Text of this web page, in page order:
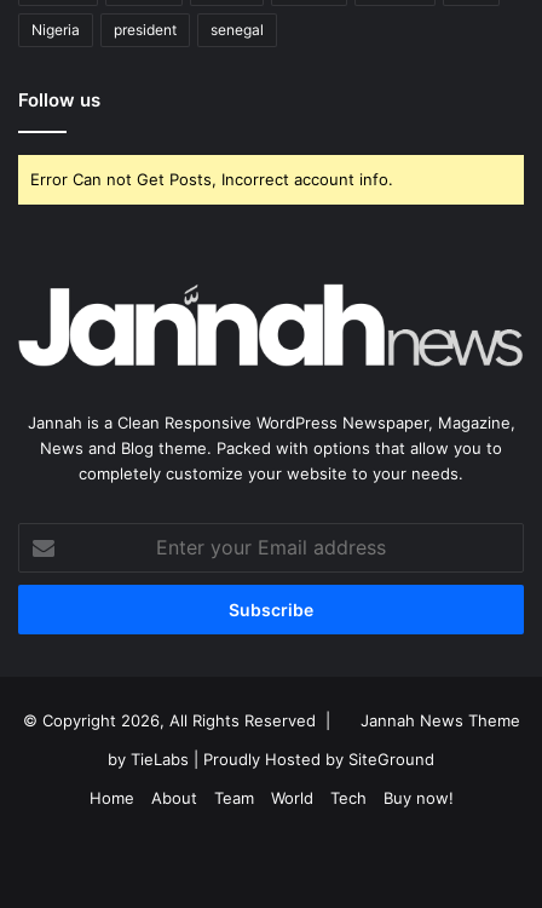
Nigeria president senegal
Follow us
Error Can not Get Posts, Incorrect account info.
Jannah is a Clean Responsive WordPress Newspaper, Magazine,
News and Blog theme. Packed with options that allow you to
completely customize your website to your needs.
your
Email
© Copyright 2026, All Rights Reserved |
Jannah News Theme
by TieLabs | Proudly Hosted by SiteGround
Home
About Team World Tech Buy now!